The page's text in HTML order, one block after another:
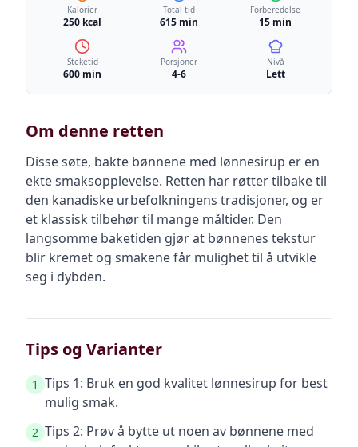
Kalorier
250 kcal
Total tid
615 min
Forberedelse
15 min
Steketid
600 min
Porsjoner
4-6
Nivå
Lett
Om denne retten
Disse søte, bakte bønnene med lønnesirup er en
ekte smaksopplevelse. Retten har røtter tilbake til
den kanadiske urbefolkningens tradisjoner, og er
et klassisk tilbehør til mange måltider. Den
langsomme baketiden gjør at bønnenes tekstur
blir kremet og smakene får mulighet til å utvikle
seg i dybden.
Tips og Varianter
1 Tips 1: Bruk en god kvalitet lønnesirup for best
mulig smak.
2 Tips 2: Prøv å bytte ut noen av bønnene med